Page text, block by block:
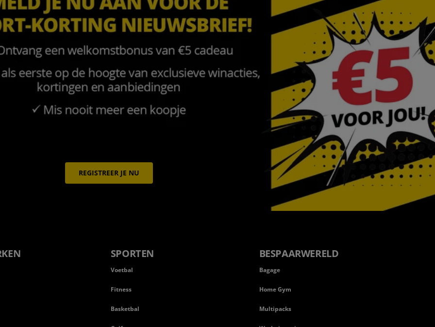
REGISTREER JE NU
SPORTEN
Voetbal
Fitness
Basketbal
BESPAARWERELD
Bagage
Home Gym
Multipacks